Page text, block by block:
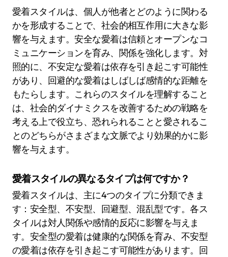
愛着スタイルは、個人が他者とどのように関わる
かを形成することで、社会的相互作用に大きな影
響を与えます。安全な愛着は信頼とオープンなコ
ミュニケーションを育み、関係を強化します。対
照的に、不安定な愛着は依存を引き起こす可能性
があり、回避的な愛着はしばしば感情的な距離を
もたらします。これらのスタイルを理解すること
は、社会的ダイナミクスを改善するための戦略を
考える上で役立ち、恐れられることと愛されるこ
とのどちらがさまざまな文脈でより効果的かに影
響を与えます。
愛着スタイルの異なるタイプは何ですか？
愛着スタイルは、主に4つのタイプに分類できま
す：安全型、不安型、回避型、混乱型です。各ス
タイルは対人関係や感情的反応に影響を与えま
す。安全型の愛着は健康的な関係を育み、不安型
の愛着は依存を引き起こす可能性があります。回